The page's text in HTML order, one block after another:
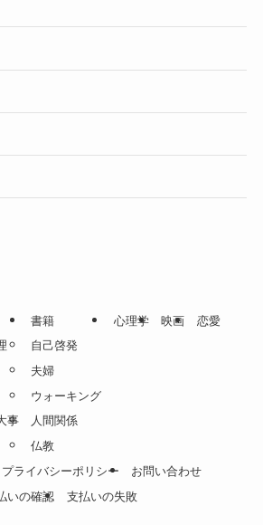
事
書籍
自己啓発
夫婦
ウォーキング
人間関係
仏教
心理学 映画 恋愛
プライバシーポリシー
お問い合わせ
いの確認
支払いの失敗